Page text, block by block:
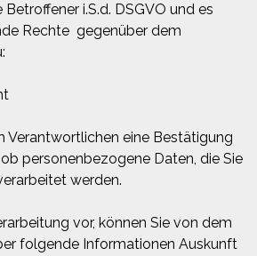
i.S.d. DSGVO und es
Rechte gegenüber dem
Verantwortlichen eine Bestätigung
personenbezogene Daten, die Sie
werden.
vor, können Sie von dem
folgende Informationen Auskunft